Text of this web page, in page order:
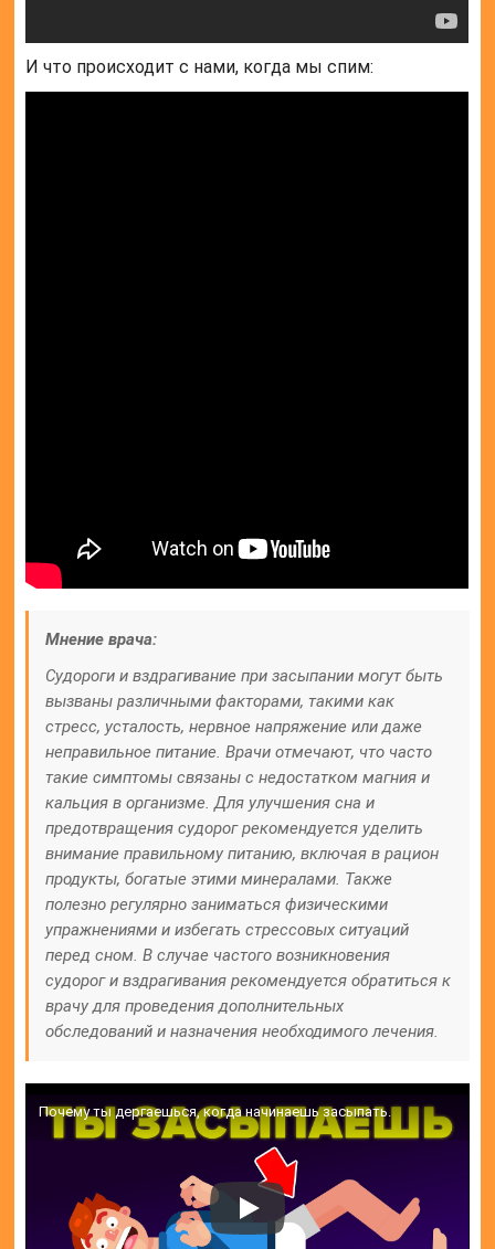
И что происходит с нами, когда мы спим:
Мнение врача:
Судороги и вздрагивание при засыпании могут быть
вызваны различными факторами, такими как
стресс, усталость, нервное напряжение или даже
неправильное питание. Врачи отмечают, что часто
такие симптомы связаны с недостатком магния и
кальция в организме. Для улучшения сна и
предотвращения судорог рекомендуется уделить
внимание правильному питанию, включая в рацион
продукты, богатые этими минералами. Также
полезно регулярно заниматься физическими
упражнениями и избегать стрессовых ситуаций
перед сном. В случае частого возникновения
судорог и вздрагивания рекомендуется обратиться к
врачу для проведения дополнительных
обследований и назначения необходимого лечения.
Почему ты дергаешься, когда начинаешь засыпать.